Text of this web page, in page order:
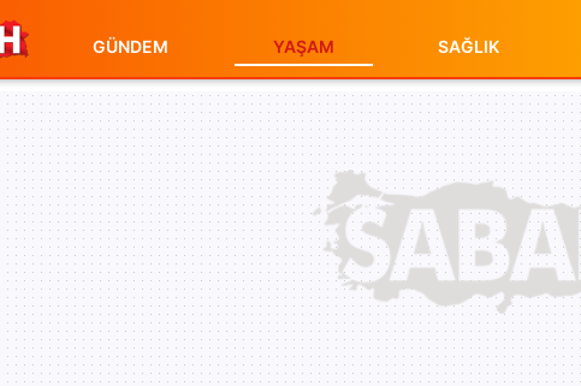
GÜNDEM YAŞAM SAĞLIK